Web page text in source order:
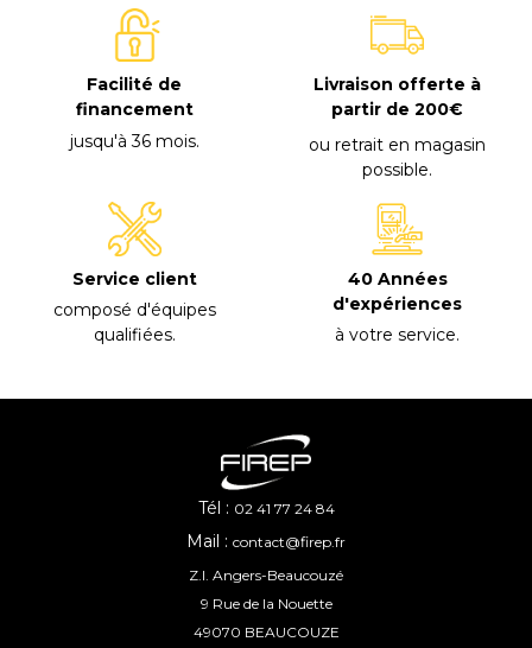
Facilité de
financement
jusqu'à 36 mois.
Livraison offerte à
partir de 200€
ou retrait en magasin
possible.
Service client
composé d'équipes
qualifiées.
40 Années
d'expériences
à votre service.
Tél : 02 41 77 24 84
Mail : contact@firep.fr
Z.I. Angers-Beaucouzé
9 Rue de la Nouette
49070 BEAUCOUZE